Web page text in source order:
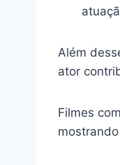
Além
ator
Filmes